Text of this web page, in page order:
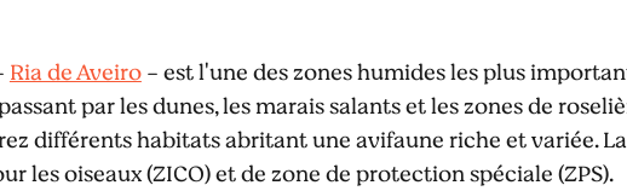
Ria de Aveiro- est l'une des zones humides les plus
par les dunes, les marais salants et les zones de
différents habitats abritant une avifaune riche et variée.
les oiseaux (ZICO) et de zone de protection spéciale (ZPS).